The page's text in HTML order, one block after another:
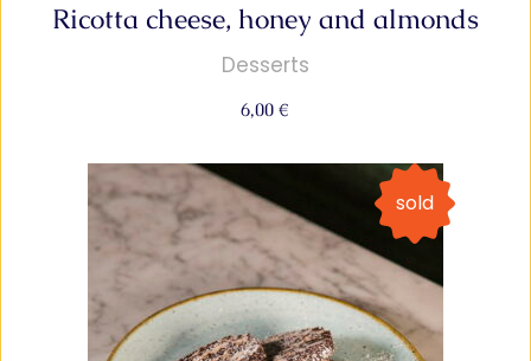
Ricotta cheese, honey and almonds
Desserts
6,00 €
sold